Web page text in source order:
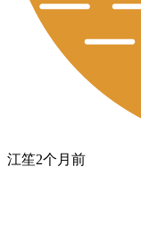
江笙2个月前